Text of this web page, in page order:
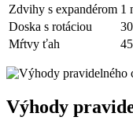
Zdvihy s expandérom 1
Doska s rotáciou
Mŕtvy ťah
Výhody